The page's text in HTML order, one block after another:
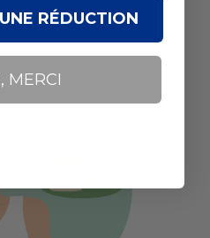
RÉDUCTION
MERCI